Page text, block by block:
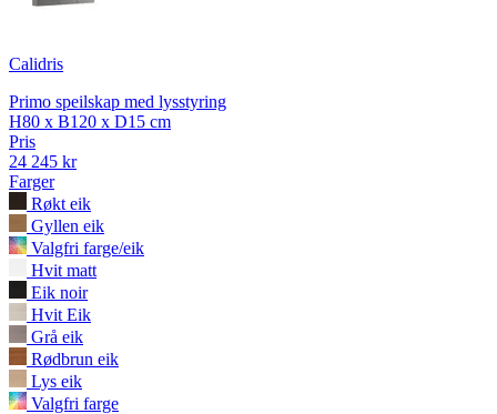
Calidris
Primo speilskap med lysstyring
H80 x B120 x D15 cm
Pris
24 245 kr
Farger
Røkt eik
Gyllen eik
Valgfri farge/eik
Hvit matt
Eik noir
Hvit Eik
Grå eik
Rødbrun eik
Lys eik
Valgfri farge